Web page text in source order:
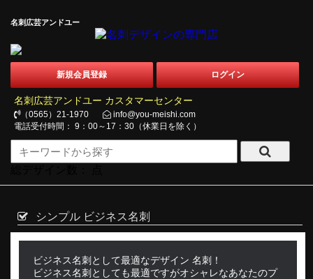
名刺広芸アンドユー
新規会員登録 ログイン
名刺広芸アンドユー カスタマーセンター
（0565）21-1970
info@you-meishi.com
電話受付時間： 9：00～17：30（休業日を除く）
シンプル ビジネス名刺
ビジネス名刺として最適なデザイン 名刺！
ビジネス名刺としても最適ですがオシャレなあなたのプ